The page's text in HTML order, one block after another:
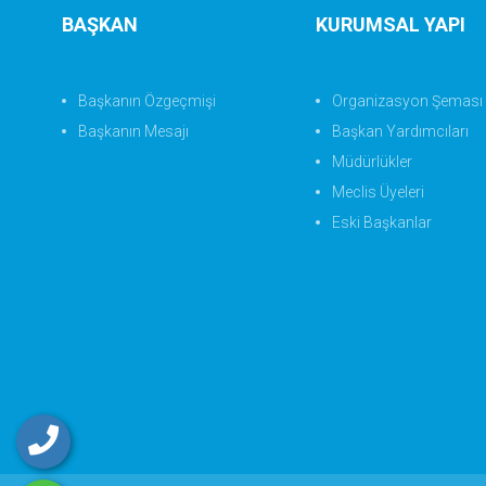
BAŞKAN
Başkanın Özgeçmişi
Başkanın Mesajı
KURUMSAL YAPI
Organizasyon Şeması
Başkan Yardımcıları
Müdürlükler
Meclis Üyeleri
Eski Başkanlar